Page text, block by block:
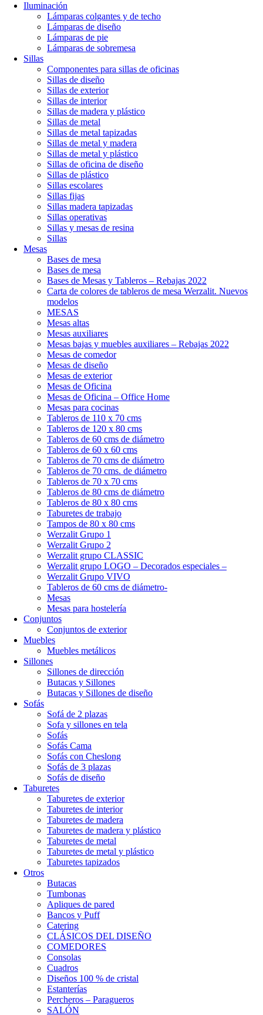
Iluminación
Lámparas colgantes y de techo
Lámparas de diseño
Lámparas de pie
Lámparas de sobremesa
Sillas
Componentes para sillas de oficinas
Sillas de diseño
Sillas de exterior
Sillas de interior
Sillas de madera y plástico
Sillas de metal
Sillas de metal tapizadas
Sillas de metal y madera
Sillas de metal y plástico
Sillas de oficina de diseño
Sillas de plástico
Sillas escolares
Sillas fijas
Sillas madera tapizadas
Sillas operativas
Sillas y mesas de resina
Sillas
Mesas
Bases de mesa
Bases de mesa
Bases de Mesas y Tableros – Rebajas 2022
Carta de colores de tableros de mesa Werzalit. Nuevos
modelos
MESAS
Mesas altas
Mesas auxiliares
Mesas bajas y muebles auxiliares – Rebajas 2022
Mesas de comedor
Mesas de diseño
Mesas de exterior
Mesas de Oficina
Mesas de Oficina – Office Home
Mesas para cocinas
Tableros de 110 x 70 cms
Tableros de 120 x 80 cms
Tableros de 60 cms de diámetro
Tableros de 60 x 60 cms
Tableros de 70 cms de diámetro
Tableros de 70 cms. de diámetro
Tableros de 70 x 70 cms
Tableros de 80 cms de diámetro
Tableros de 80 x 80 cms
Taburetes de trabajo
Tampos de 80 x 80 cms
Werzalit Grupo 1
Werzalit Grupo 2
Werzalit grupo CLASSIC
Werzalit grupo LOGO – Decorados especiales –
Werzalit Grupo VIVO
Tableros de 60 cms de diámetro-
Mesas
Mesas para hostelería
Conjuntos
Conjuntos de exterior
Muebles
Muebles metálicos
Sillones
Sillones de dirección
Butacas y Sillones
Butacas y Sillones de diseño
Sofás
Sofá de 2 plazas
Sofa y sillones en tela
Sofás
Sofás Cama
Sofás con Cheslong
Sofás de 3 plazas
Sofás de diseño
Taburetes
Taburetes de exterior
Taburetes de interior
Taburetes de madera
Taburetes de madera y plástico
Taburetes de metal
Taburetes de metal y plástico
Taburetes tapizados
Otros
Butacas
Tumbonas
Apliques de pared
Bancos y Puff
Catering
CLÁSICOS DEL DISEÑO
COMEDORES
Consolas
Cuadros
Diseños 100 % de cristal
Estanterías
Percheros – Paragueros
SALÓN